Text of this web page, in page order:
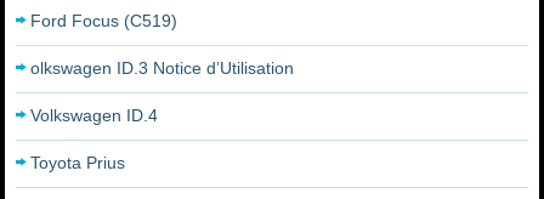
Ford Focus (C519)
olkswagen ID.3 Notice d’Utilisation
Volkswagen ID.4
Toyota Prius